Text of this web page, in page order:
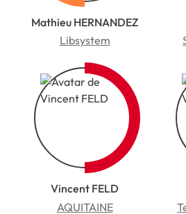
Mathieu HERNANDEZ
Libsystem
Vincent FELD
AQUITAINE